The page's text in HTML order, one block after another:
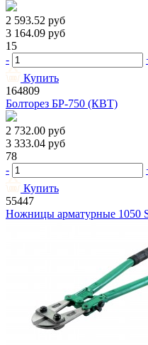
2 593.52 руб
3 164.09 руб
15
-
Купить
164809
Болторез БР-750 (КВТ)
2 732.00 руб
3 333.04 руб
78
-
Купить
55447
Ножницы арматурные 1050